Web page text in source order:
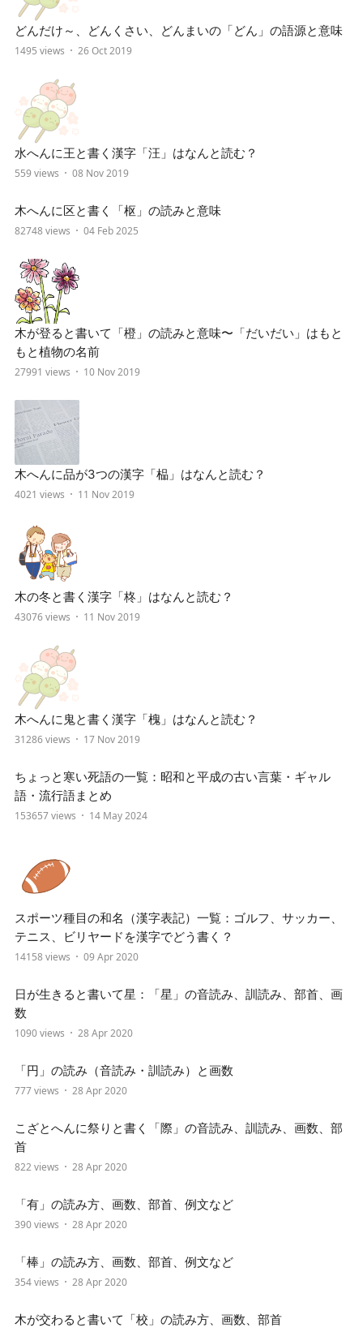
どんだけ～、どんくさい、どんまいの「どん」の語源と意味
1495 views 26 Oct 2019
水へんに王と書く漢字「汪」はなんと読む？
559 views 08 Nov 2019
木へんに区と書く「枢」の読みと意味
82748 views 04 Feb 2025
木が登ると書いて「橙」の読みと意味〜「だいだい」はもと
もと植物の名前
27991 views 10 Nov 2019
木へんに品が3つの漢字「榀」はなんと読む？
4021 views 11 Nov 2019
木の冬と書く漢字「柊」はなんと読む？
43076 views 11 Nov 2019
木へんに鬼と書く漢字「槐」はなんと読む？
31286 views 17 Nov 2019
ちょっと寒い死語の一覧：昭和と平成の古い言葉・ギャル
語・流行語まとめ
153657 views 14 May 2024
スポーツ種目の和名（漢字表記）一覧：ゴルフ、サッカー、
テニス、ビリヤードを漢字でどう書く？
14158 views 09 Apr 2020
日が生きると書いて星：「星」の音読み、訓読み、部首、画
数
1090 views 28 Apr 2020
「円」の読み（音読み・訓読み）と画数
777 views 28 Apr 2020
こざとへんに祭りと書く「際」の音読み、訓読み、画数、部
首
822 views 28 Apr 2020
「有」の読み方、画数、部首、例文など
390 views 28 Apr 2020
「棒」の読み方、画数、部首、例文など
354 views 28 Apr 2020
木が交わると書いて「校」の読み方、画数、部首